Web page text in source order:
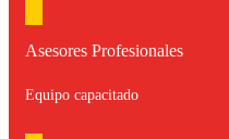
Asesores Profesionales
Equipo capacitado